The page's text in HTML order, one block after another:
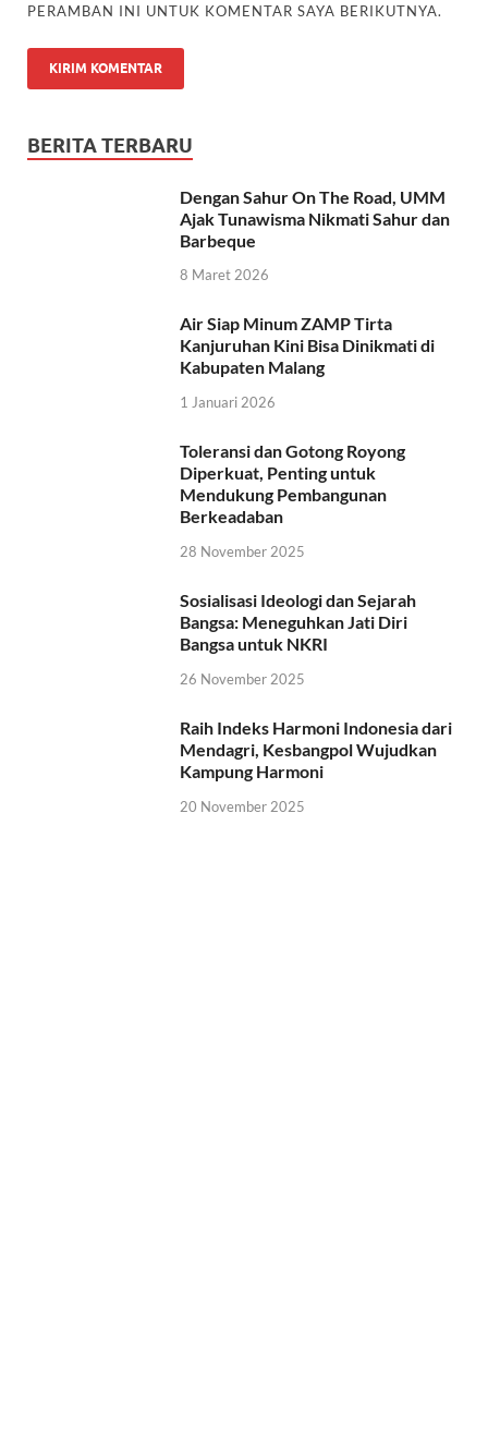
PERAMBAN INI UNTUK KOMENTAR SAYA BERIKUTNYA.
BERITA TERBARU
Dengan Sahur On The Road, UMM
Ajak Tunawisma Nikmati Sahur dan
Barbeque
8 Maret 2026
Air Siap Minum ZAMP Tirta
Kanjuruhan Kini Bisa Dinikmati di
Kabupaten Malang
1 Januari 2026
Toleransi dan Gotong Royong
Diperkuat, Penting untuk
Mendukung Pembangunan
Berkeadaban
28 November 2025
Sosialisasi Ideologi dan Sejarah
Bangsa: Meneguhkan Jati Diri
Bangsa untuk NKRI
26 November 2025
Raih Indeks Harmoni Indonesia dari
Mendagri, Kesbangpol Wujudkan
Kampung Harmoni
20 November 2025